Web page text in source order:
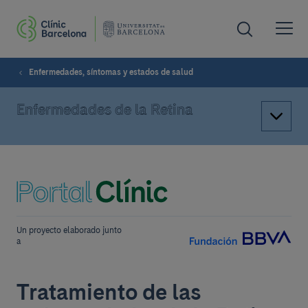
Enfermedades, síntomas y estados de salud
Enfermedades de la Retina
Un proyecto elaborado junto
a
Tratamiento de las